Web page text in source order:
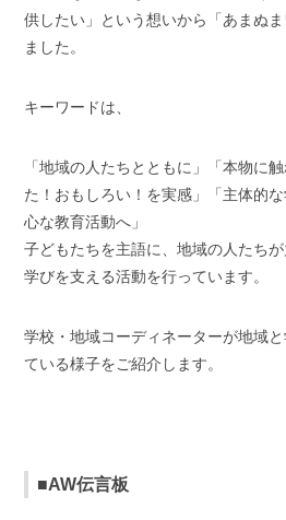
供したい」という想いから「あまぬ
ました。
キーワードは、
「地域の人たちとともに」「本物に
た！おもしろい！を実感」「主体的
心な教育活動へ」
子どもたちを主語に、地域の人たち
学びを支える活動を行っています。
学校・地域コーディネーターが地域
ている様子をご紹介します。
■AW伝言板